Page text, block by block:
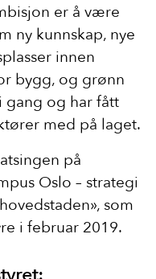
er å være
ny kunnskap, nye
innen
bygg, og grønn
gang og har fått
med på laget.
på
Oslo – strategi
som
i februar 2019.